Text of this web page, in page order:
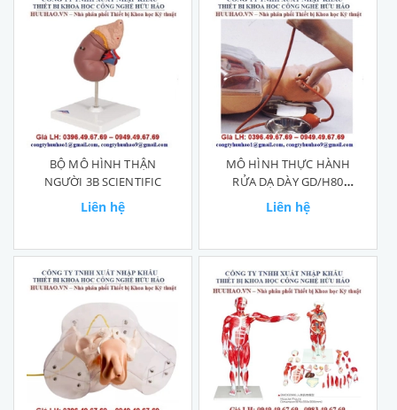
BỘ MÔ HÌNH THẬN
NGƯỜI 3B SCIENTIFIC
Liên hệ
MÔ HÌNH THỰC HÀNH
RỬA DẠ DÀY GD/H80
HONGLIAN
Liên hệ